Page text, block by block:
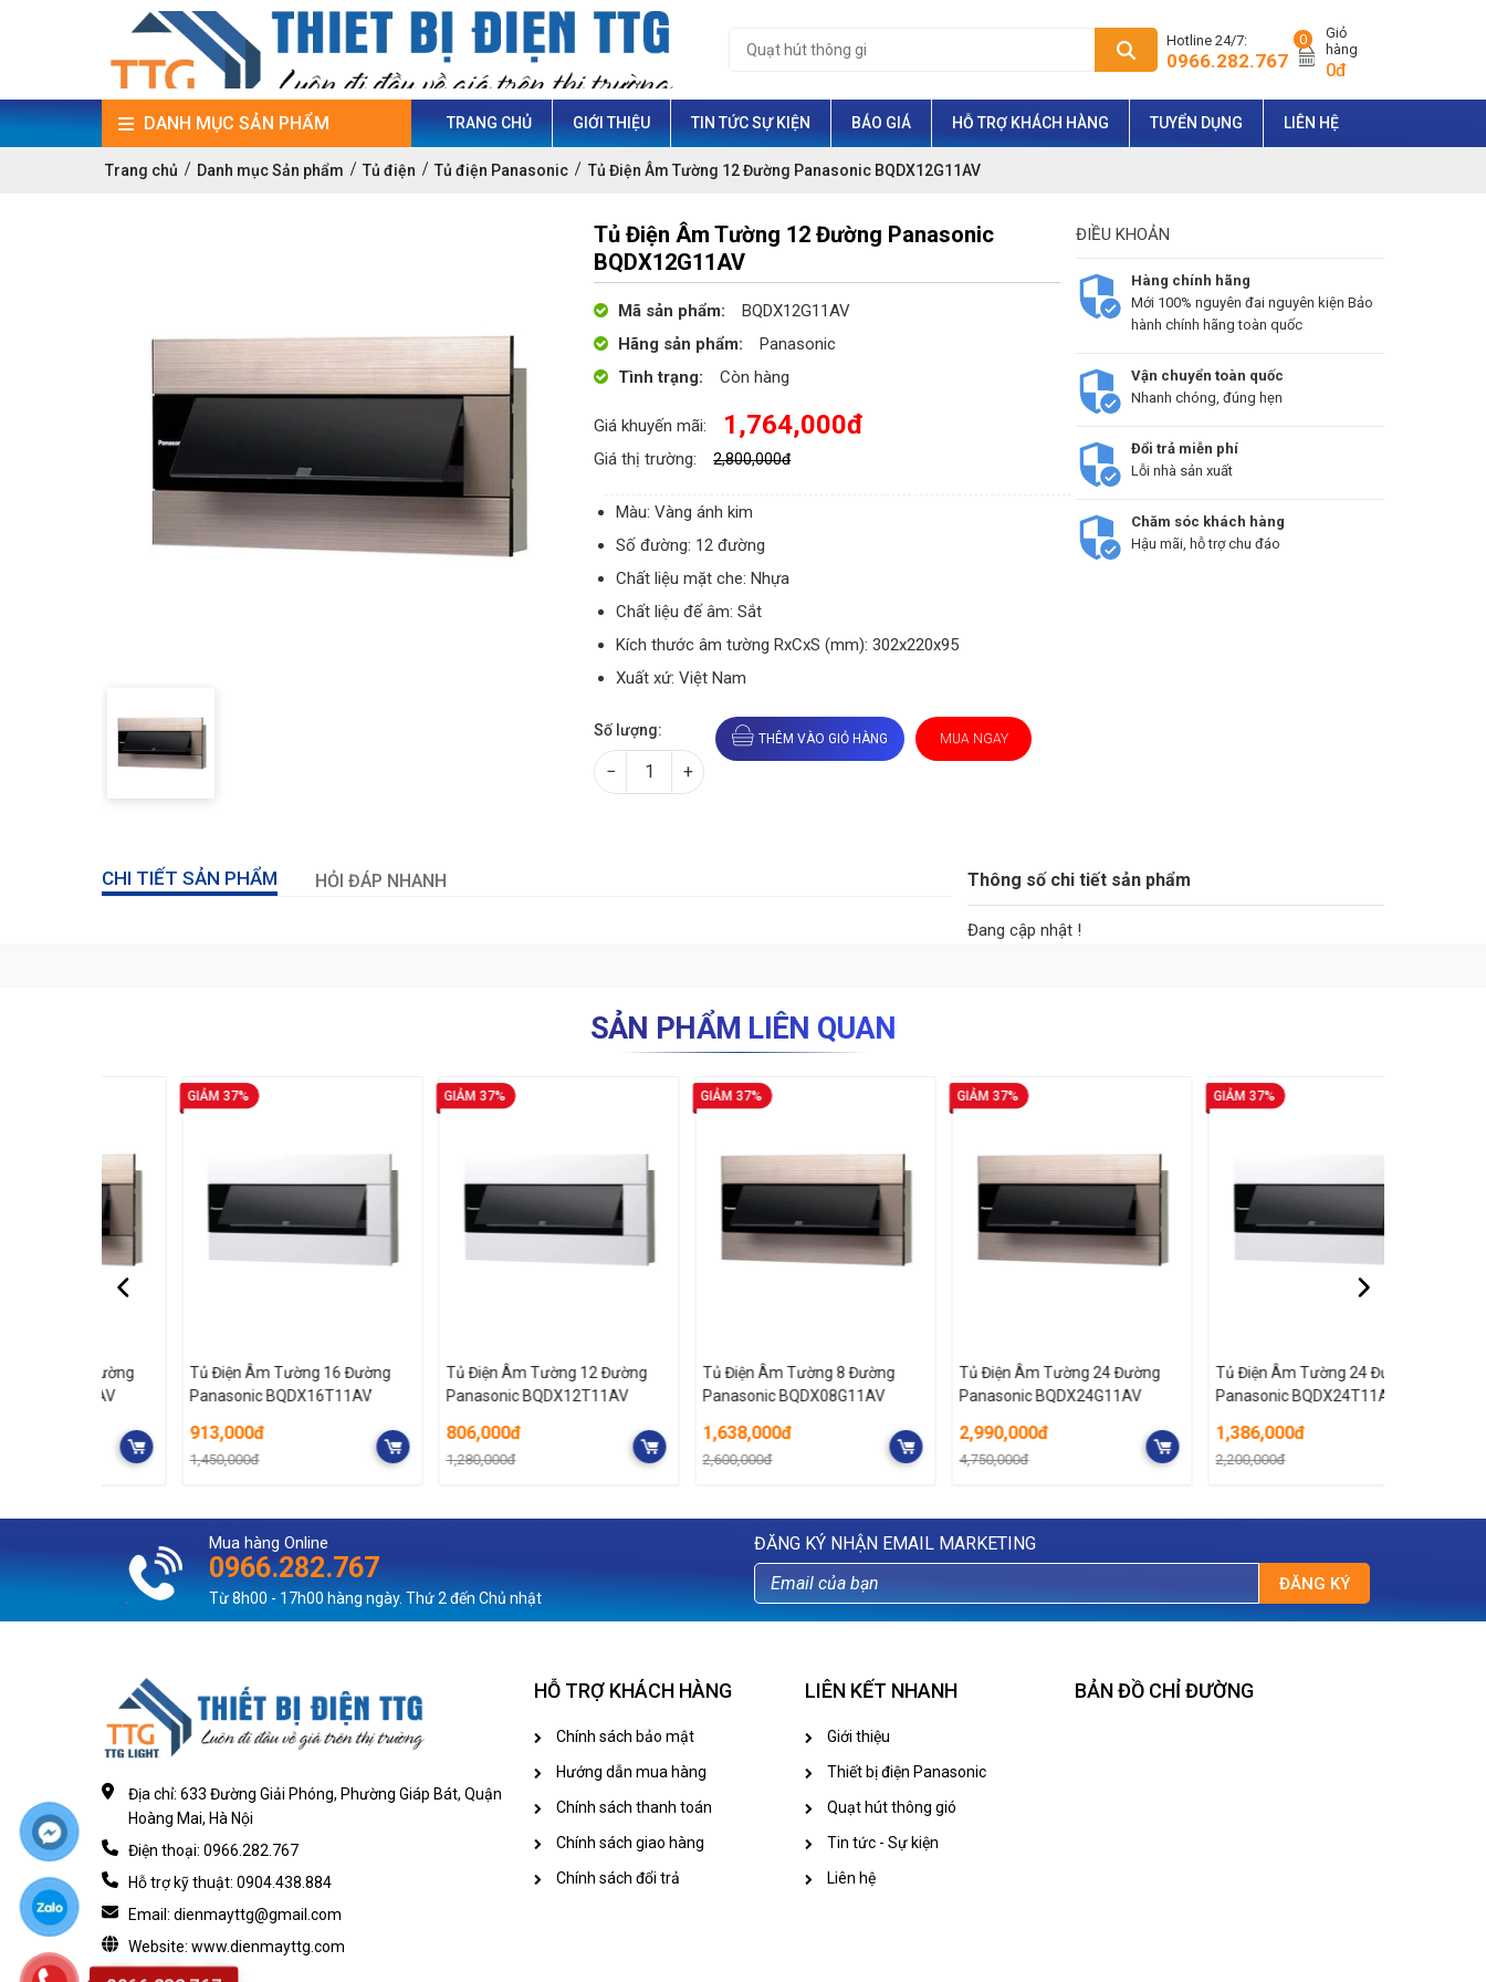
Hotline 24/7:
0966.282.767
0
Giỏ
hàng
0đ
DANH MỤC SẢN PHẨM TRANG CHỦ GIỚI THIỆU TIN TỨC SỰ KIỆN BÁO GIÁ HỖ TRỢ KHÁCH HÀNG TUYỂN DỤNG LIÊN HỆ
Trang chủ Danh mục Sản phẩm Tủ điện Tủ điện Panasonic Tủ Điện Âm Tường 12 Đường Panasonic BQDX12G11AV
Tủ Điện Âm Tường 12 Đường Panasonic
BQDX12G11AV
Mã sản phẩm:
BQDX12G11AV
Hãng sản phẩm:
Panasonic
Tình trạng:
Còn hàng
Giá khuyến mãi: 1,764,000đ
Giá thị trường: 2,800,000đ
Màu: Vàng ánh kim
Số đường: 12 đường
Chất liệu mặt che: Nhựa
Chất liệu đế âm: Sắt
Kích thước âm tường RxCxS (mm): 302x220x95
Xuất xứ: Việt Nam
Số lượng:
− +
THÊM VÀO GIỎ HÀNG MUA NGAY
ĐIỀU KHOẢN
Hàng chính hãng
Mới 100% nguyên đai nguyên kiện Bảo
hành chính hãng toàn quốc
Vận chuyển toàn quốc
Nhanh chóng, đúng hẹn
Đổi trả miễn phí
Lỗi nhà sản xuất
Chăm sóc khách hàng
Hậu mãi, hỗ trợ chu đáo
CHI TIẾT SẢN PHẨM HỎI ĐÁP NHANH Thông số chi tiết sản phẩm
Đang cập nhật !
SẢN PHẨM LIÊN QUAN
GIẢM 37%
Tủ Điện Âm Tường 16 Đường
Panasonic BQDX16T11AV
913,000đ
1,450,000đ
GIẢM 37%
Tủ Điện Âm Tường 12 Đường
Panasonic BQDX12T11AV
806,000đ
1,280,000đ
GIẢM 37%
Tủ Điện Âm Tường 8 Đường
Panasonic BQDX08G11AV
1,638,000đ
2,600,000đ
GIẢM 37%
Tủ Điện Âm Tường 24 Đường
Panasonic BQDX24G11AV
2,990,000đ
4,750,000đ
GIẢM 37%
Tủ Điện Âm Tường 24 Đường
Panasonic BQDX24T11AV
1,386,000đ
2,200,000đ
Mua hàng Online
0966.282.767
Từ 8h00 - 17h00 hàng ngày. Thứ 2 đến Chủ nhật
ĐĂNG KÝ NHẬN EMAIL MARKETING
ĐĂNG KÝ
Địa chỉ: 633 Đường Giải Phóng, Phường Giáp Bát, Quận
Hoàng Mai, Hà Nội
Điện thoại: 0966.282.767
Hỗ trợ kỹ thuật: 0904.438.884
Email: dienmayttg@gmail.com
Website: www.dienmayttg.com
HỖ TRỢ KHÁCH HÀNG
Chính sách bảo mật
Hướng dẫn mua hàng
Chính sách thanh toán
Chính sách giao hàng
Chính sách đổi trả
LIÊN KẾT NHANH
Giới thiệu
Thiết bị điện Panasonic
Quạt hút thông gió
Tin tức - Sự kiện
Liên hệ
BẢN ĐỒ CHỈ ĐƯỜNG